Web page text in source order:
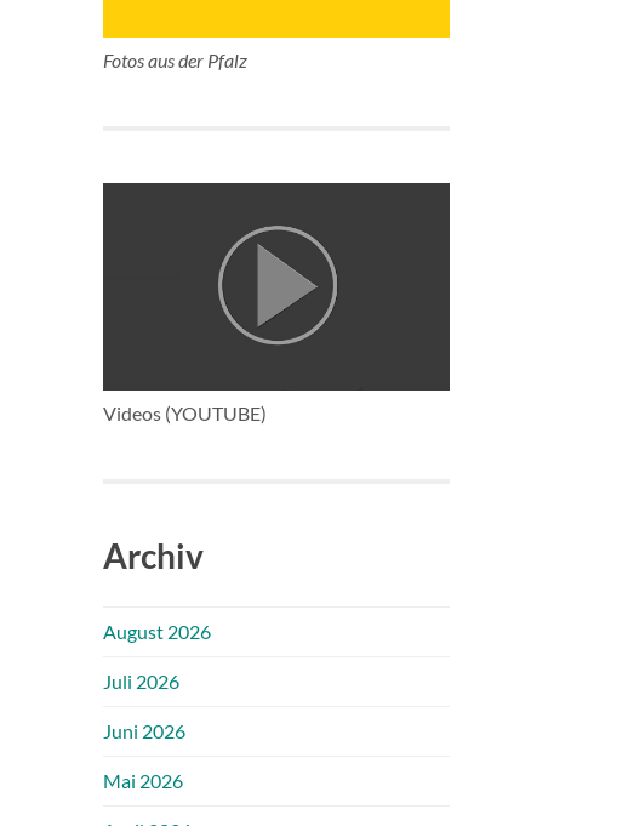
Fotos aus der Pfalz
Videos (YOUTUBE)
Archiv
August 2026
Juli 2026
Juni 2026
Mai 2026